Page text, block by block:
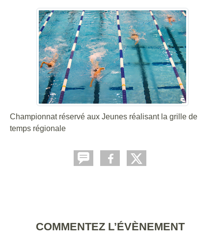
Championnat réservé aux Jeunes réalisant la grille de
temps régionale
COMMENTEZ L’ÉVÈNEMENT